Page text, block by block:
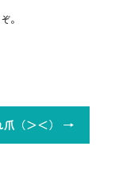
。
（＞＜） →